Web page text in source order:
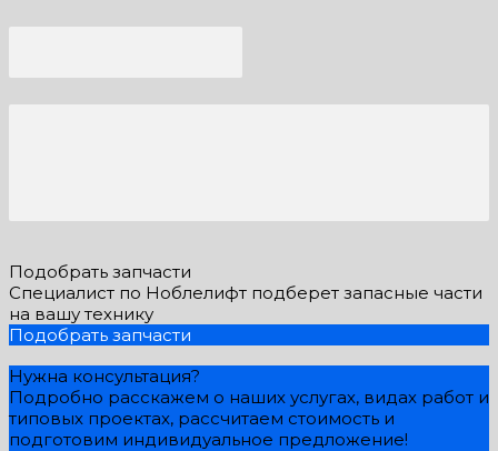
Подобрать запчасти
Специалист по Ноблелифт подберет запасные части
на вашу технику
Подобрать запчасти
Нужна консультация?
Подробно расскажем о наших услугах, видах работ и
типовых проектах, рассчитаем стоимость и
подготовим индивидуальное предложение!